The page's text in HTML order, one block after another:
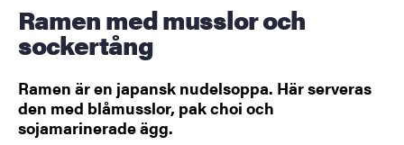
Ramen med musslor och
sockertång
Ramen är en japansk nudelsoppa. Här serveras
den med blåmusslor, pak choi och
sojamarinerade ägg.